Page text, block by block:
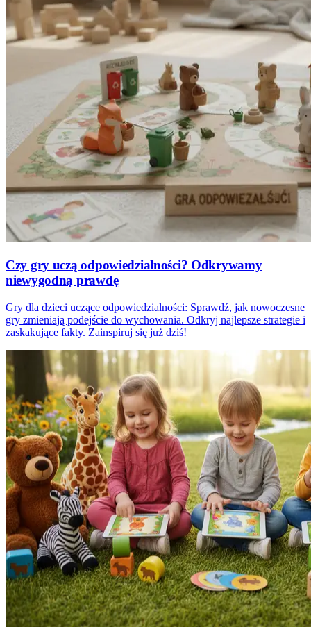
Czy gry uczą odpowiedzialności? Odkrywamy
niewygodną prawdę
Gry dla dzieci uczące odpowiedzialności: Sprawdź, jak nowoczesne
gry zmieniają podejście do wychowania. Odkryj najlepsze strategie i
zaskakujące fakty. Zainspiruj się już dziś!